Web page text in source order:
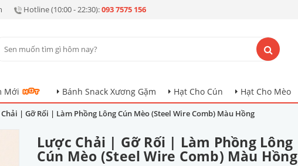
Hotline (10:00 - 22:30):093 7575 156
Mới Bánh Snack Xương Gặm Hạt Cho Cún Hạt Cho Mèo
| Gỡ Rối | Làm Phồng Lông Cún Mèo (Steel Wire Comb) Màu Hồng
Lược Chải | Gỡ Rối | Làm Phồng Lông
Cún Mèo (Steel Wire Comb) Màu Hồng